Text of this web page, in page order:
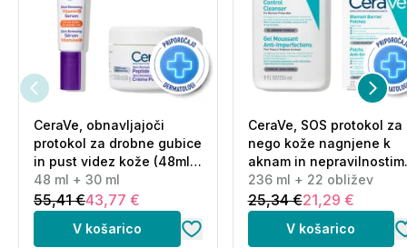
CeraVe, obnavljajoči
protokol za drobne gubice
in pust videz kože (48ml
+ 30 ml)
48 ml + 30 ml
55,41 €43,77 €
V košarico
CeraVe, SOS protokol za
nego kože nagnjene k
aknam in nepravilnostim
(236 ml + 22 obližev)
236 ml + 22 obližev
25,34 €21,29 €
V košarico